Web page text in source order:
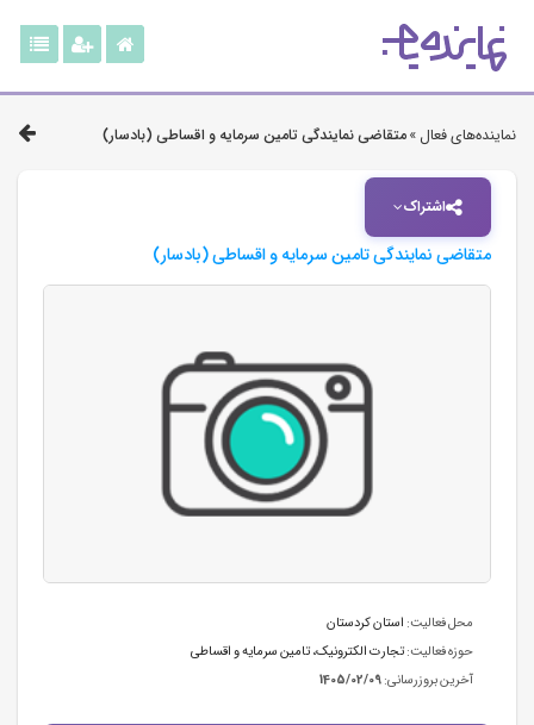
نماینده‌های فعال »متقاضی نمایندگی تامین سرمایه و اقساطی (بادسار)
اشتراک
متقاضی نمایندگی تامین سرمایه و اقساطی (بادسار)
محل فعالیت: استان كردستان
حوزه فعالیت:تجارت الکترونیک،تامین سرمایه و اقساطی
آخرین بروزرسانی:1405/02/09